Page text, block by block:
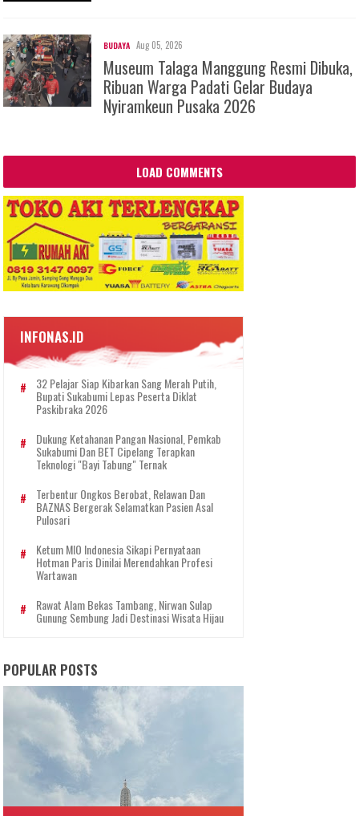
BUDAYA Aug 05, 2026
Museum Talaga Manggung Resmi Dibuka,
Ribuan Warga Padati Gelar Budaya
Nyiramkeun Pusaka 2026
LOAD COMMENTS
INFONAS.ID
32 Pelajar Siap Kibarkan Sang Merah Putih,
Bupati Sukabumi Lepas Peserta Diklat
Paskibraka 2026
Dukung Ketahanan Pangan Nasional, Pemkab
Sukabumi Dan BET Cipelang Terapkan
Teknologi "Bayi Tabung" Ternak
Terbentur Ongkos Berobat, Relawan Dan
BAZNAS Bergerak Selamatkan Pasien Asal
Pulosari
Ketum MIO Indonesia Sikapi Pernyataan
Hotman Paris Dinilai Merendahkan Profesi
Wartawan
Rawat Alam Bekas Tambang, Nirwan Sulap
Gunung Sembung Jadi Destinasi Wisata Hijau
POPULAR POSTS